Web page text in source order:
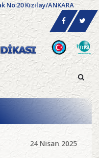
No:20 Kızılay/ANKARA
24 Nisan 2025